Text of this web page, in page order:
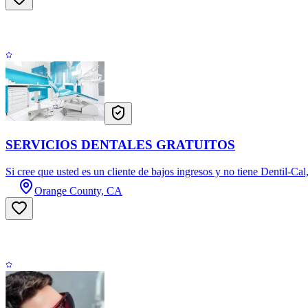
SERVICIOS DENTALES GRATUITOS
Si cree que usted es un cliente de bajos ingresos y no tiene Dentil-
Orange County, CA